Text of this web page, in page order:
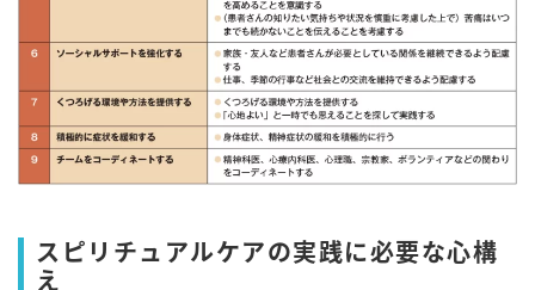
スピリチュアルケアの実践に必要な心構
え